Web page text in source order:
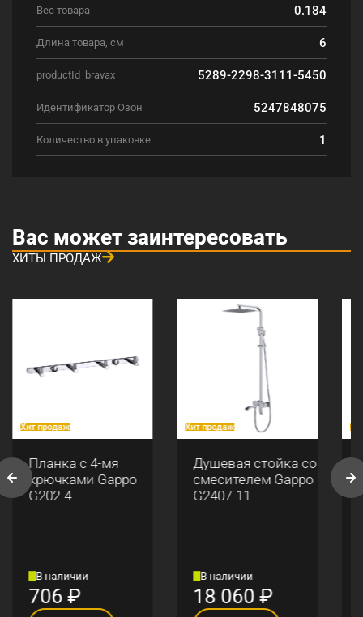
Вес товара 0.184
Длина товара, см 6
productId_bravax 5289-2298-3111-5450
Идентификатор Озон 5247848075
Количество в упаковке 1
Вас может заинтересовать
ХИТЫ ПРОДАЖ
Хит продаж
Планка с 4-мя
крючками Gappo
G202-4
В наличии
706₽
Хит продаж
Душевая стойка со
смесителем Gappo
G2407-11
В наличии
18 060₽